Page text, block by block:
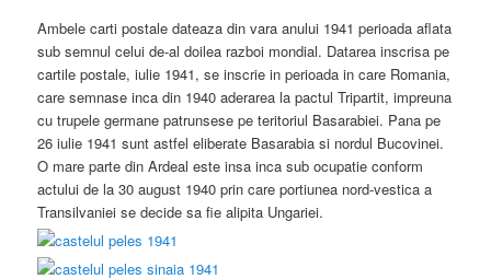
Ambele carti postale dateaza din vara anului 1941 perioada aflata
sub semnul celui de-al doilea razboi mondial. Datarea inscrisa pe
cartile postale, iulie 1941, se inscrie in perioada in care Romania,
care semnase inca din 1940 aderarea la pactul Tripartit, impreuna
cu trupele germane patrunsese pe teritoriul Basarabiei. Pana pe
26 iulie 1941 sunt astfel eliberate Basarabia si nordul Bucovinei.
O mare parte din Ardeal este insa inca sub ocupatie conform
actului de la 30 august 1940 prin care portiunea nord-vestica a
Transilvaniei se decide sa fie alipita Ungariei.